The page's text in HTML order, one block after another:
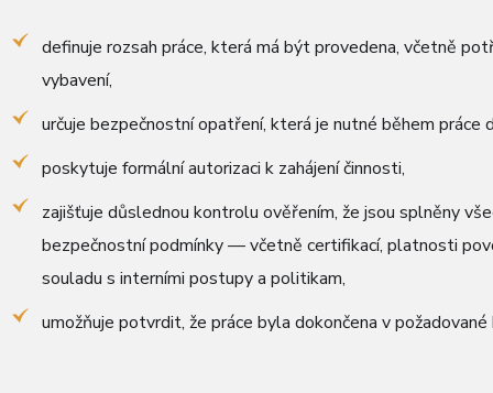
definuje rozsah práce, která má být provedena, včetně
vybavení,
určuje bezpečnostní opatření, která je nutné během práce
poskytuje formální autorizaci k zahájení činnosti,
zajišťuje důslednou kontrolu ověřením, že jsou splněny
bezpečnostní podmínky — včetně certifikací, platnosti
souladu s interními postupy a politikam,
umožňuje potvrdit, že práce byla dokončena v